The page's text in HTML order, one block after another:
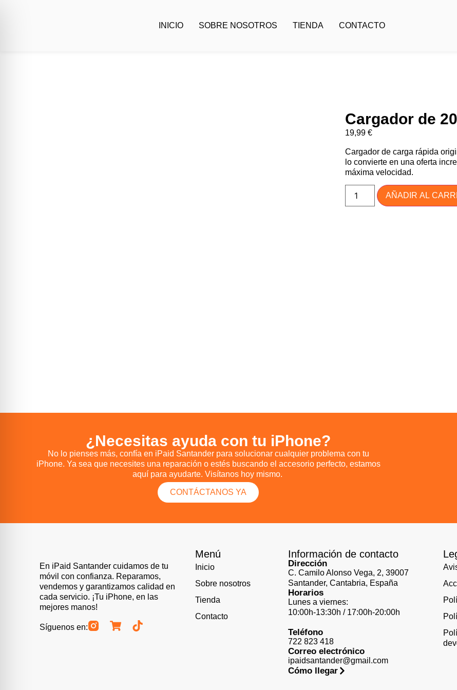
INICIO SOBRE NOSOTROS TIENDA CONTACTO
Cargador de
19,99 €
Cargador de carga rápida
lo convierte en una oferta
máxima velocidad.
AÑADIR AL
¿Necesitas ayuda con tu iPhone?
No lo pienses más, confía en iPaid Santander para solucionar cualquier problema con tu
iPhone. Ya sea que necesites una reparación o estés buscando el accesorio perfecto, estamos
aquí para ayudarte. Visítanos hoy mismo.
CONTÁCTANOS YA
En iPaid Santander cuidamos de tu
móvil con confianza. Reparamos,
vendemos y garantizamos calidad en
cada servicio. ¡Tu iPhone, en las
mejores manos!
Síguenos en:
Menú
Inicio
Sobre nosotros
Tienda
Contacto
Información de contacto
Dirección
C. Camilo Alonso Vega, 2, 39007
Santander, Cantabria, España
Horarios
Lunes a viernes:
10:00h-13:30h / 17:00h-20:00h
Teléfono
722 823 418
Correo electrónico
ipaidsantander@gmail.com
Cómo llegar